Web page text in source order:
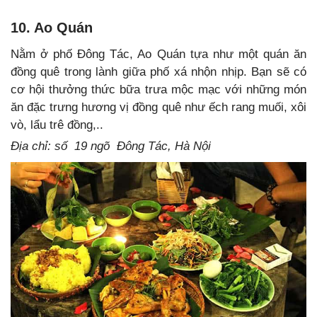
10. Ao Quán
Nằm ở phố Đông Tác, Ao Quán tựa như một quán ăn
đồng quê trong lành giữa phố xá nhộn nhịp. Bạn sẽ có
cơ hội thưởng thức bữa trưa mộc mạc với những món
ăn đặc trưng hương vị đồng quê như ếch rang muối, xôi
vò, lẩu trê đồng,..
Địa chỉ: số 19 ngõ Đông Tác, Hà Nội